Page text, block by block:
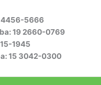
4456-5666
19 2660-0769
1945
15 3042-0300